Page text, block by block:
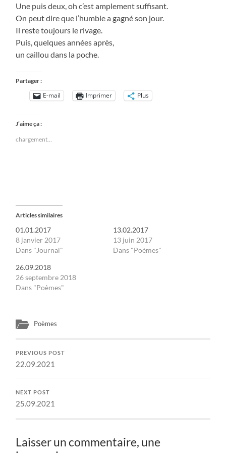
Une puis deux, oh c’est amplement suffisant.
On peut dire que l’humble a gagné son jour.
Il reste toujours le rivage.
Puis, quelques années après,
un caillou dans la poche.
Partager :
E-mail Imprimer Plus
J’aime ça :
chargement…
Articles similaires
01.01.2017
8 janvier 2017
Dans "Journal"
13.02.2017
13 juin 2017
Dans "Poèmes"
26.09.2018
26 septembre 2018
Dans "Poèmes"
Poèmes
PREVIOUS POST
22.09.2021
NEXT POST
25.09.2021
Laisser un commentaire, une